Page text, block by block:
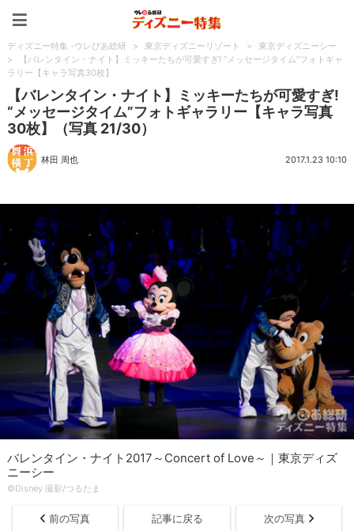
ディズニー特集 -ウレぴあ総研 > 東京ディズニーリゾート >
東京ディズニーシー
>
【バレンタイン・ナイト】ミッキーたちが可愛すぎ! “メッセージタイム”フォトギャ
ラリー【キャラ写真30枚】
【バレンタイン・ナイト】ミッキーたちが可愛すぎ!
“メッセージタイム”フォトギャラリー【キャラ写真
30枚】（写真 21/30）
林田 周也 2017.1.23 10:10
バレンタイン・ナイト2017～Concert of Love～｜東京ディズ
ニーシー
©Disney 撮影/つるたま
前の写真 記事に戻る 次の写真